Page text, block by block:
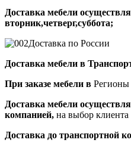
Доставка мебели
вторник,четверг,суббота;
Доставка по России
Доставка мебели в
При заказе мебели в Регионы
Доставка мебели
компанией, на выбор
Доставка до транспортной